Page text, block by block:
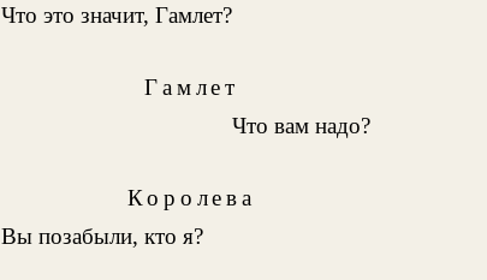
Что это значит, Гамлет?
Гамлет
Что вам надо?
Королева
Вы позабыли, кто я?